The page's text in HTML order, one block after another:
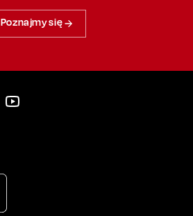
Poznajmy się